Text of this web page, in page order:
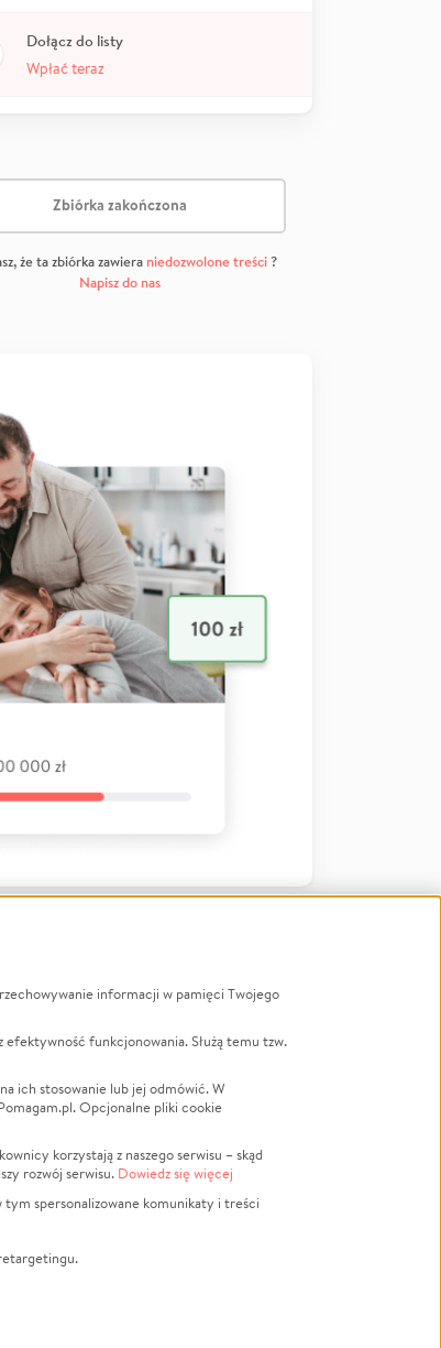
Dołącz do listy
Wpłać teraz
Zbiórka zakończona
że ta zbiórka zawiera niedozwolone treści?
Napisz do nas
LGBTQ+
Powódź
Wichura
Religia
Edukacja
informacji w pamięci Twojego
funkcjonowania. Służą temu tzw.
ich stosowanie lub jej odmówić. W
Opcjonalne pliki cookie
korzystają z naszego serwisu – skąd
rozwój serwisu. Dowiedz się więcej
spersonalizowane komunikaty i treści